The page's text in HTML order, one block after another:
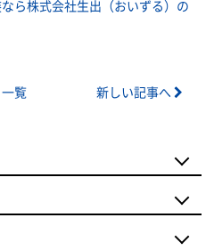
ら株式会社生出（おいずる）の
一覧 新しい記事へ